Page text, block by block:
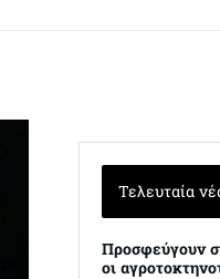
Τελευταία
Προσφεύγουν
οι